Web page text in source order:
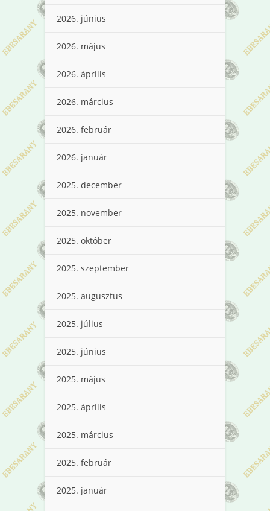
2026. június
2026. május
2026. április
2026. március
2026. február
2026. január
2025. december
2025. november
2025. október
2025. szeptember
2025. augusztus
2025. július
2025. június
2025. május
2025. április
2025. március
2025. február
2025. január